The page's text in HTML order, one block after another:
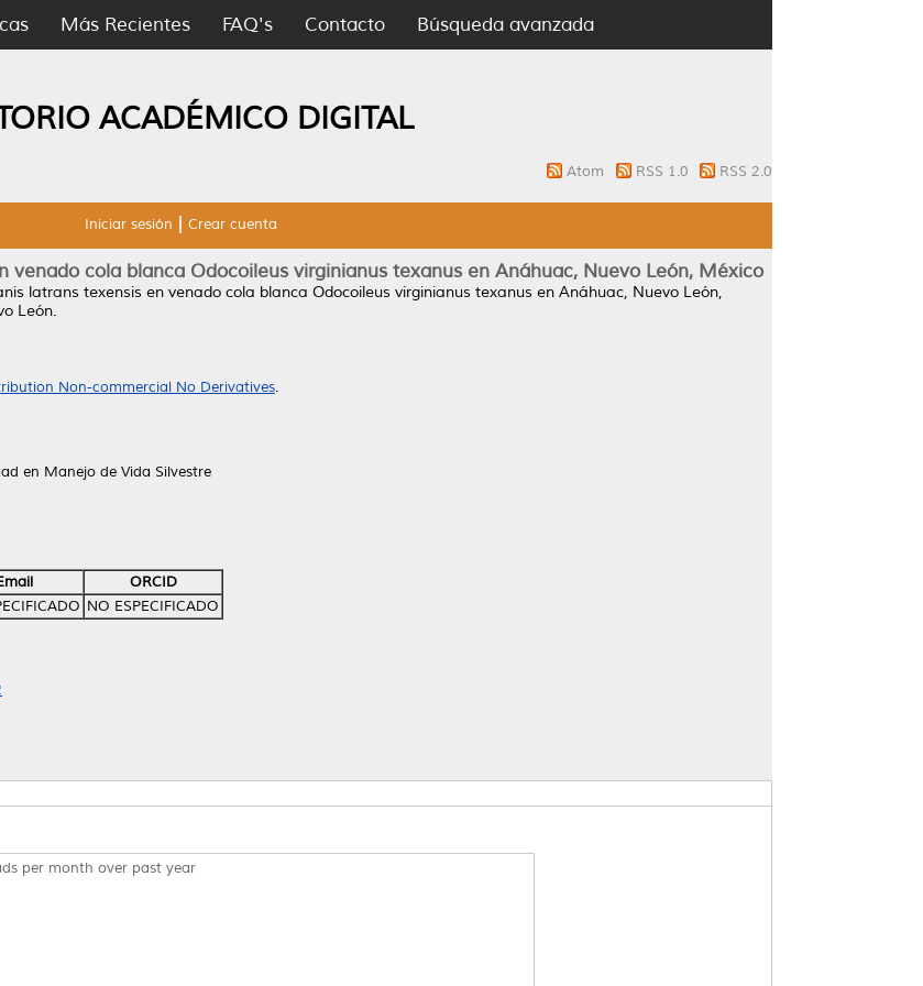
Más Recientes FAQ's Contacto Búsqueda avanzada
ACADÉMICO DIGITAL
Atom RSS 1.0 RSS 2.0
Iniciar sesión Crear cuenta
venado cola blanca Odocoileus virginianus texanus en Anáhuac, Nuevo León, México
latrans texensis en venado cola blanca Odocoileus virginianus texanus en Anáhuac, Nuevo León,
León.
Non-commercial No Derivatives.
en Manejo de Vida Silvestre
ORCID
NO ESPECIFICADO
per month over past year